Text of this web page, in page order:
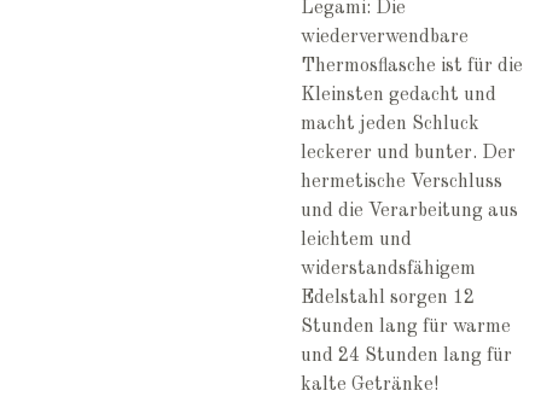
Legami: Die
wiederverwendbare
Thermosflasche ist für die
Kleinsten gedacht und
macht jeden Schluck
leckerer und bunter. Der
hermetische Verschluss
und die Verarbeitung aus
leichtem und
widerstandsfähigem
Edelstahl sorgen 12
Stunden lang für warme
und 24 Stunden lang für
kalte Getränke!